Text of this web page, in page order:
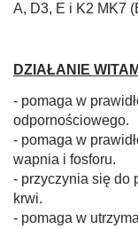
A, D3, E i K2 MK7
DZIAŁANIE
- pomaga w
odpornościowego.
- pomaga w
wapnia i fosforu.
- przyczynia się do
krwi.
- pomaga w